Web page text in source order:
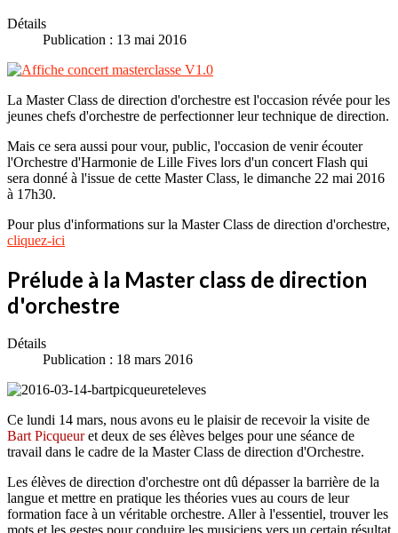
Détails
Publication : 13 mai 2016
La Master Class de direction d'orchestre est l'occasion révée pour les
jeunes chefs d'orchestre de perfectionner leur technique de direction.
Mais ce sera aussi pour vour, public, l'occasion de venir écouter
l'Orchestre d'Harmonie de Lille Fives lors d'un concert Flash qui
sera donné à l'issue de cette Master Class, le dimanche 22 mai 2016
à 17h30.
Pour plus d'informations sur la Master Class de direction d'orchestre,
cliquez-ici
Prélude à la Master class de direction
d'orchestre
Détails
Publication : 18 mars 2016
Ce lundi 14 mars, nous avons eu le plaisir de recevoir la visite de
Bart Picqueuret deux de ses élèves belges pour une séance de
travail dans le cadre de la Master Class de direction d'Orchestre.
Les élèves de direction d'orchestre ont dû dépasser la barrière de la
langue et mettre en pratique les théories vues au cours de leur
formation face à un véritable orchestre. Aller à l'essentiel, trouver les
mots et les gestes pour conduire les musiciens vers un certain résultat